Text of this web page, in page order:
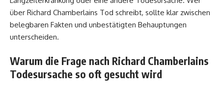
über Richard Chamberlains Tod schreibt, sollte klar zwischen
belegbaren Fakten und unbestätigten Behauptungen
unterscheiden.
Warum die Frage nach Richard Chamberlains
Todesursache so oft gesucht wird